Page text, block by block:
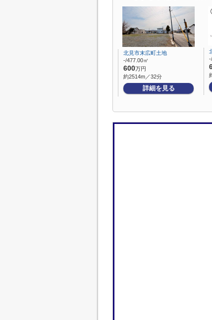
北見市末広町土地
-/477.00㎡
600万円
約2514m／32分
詳細を見る